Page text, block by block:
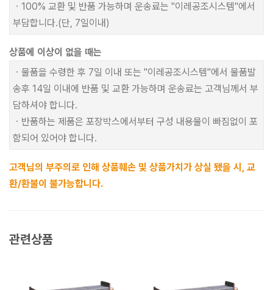
ㆍ100% 교환 및 반품 가능하며 운송료는 "이레공조시스템"에서
부담합니다.(단, 7일이내)
상품에 이상이 없을 때는
ㆍ물품을 수령한 후 7일 이내 또는 "이레공조시스템"에서 물품발
송후 14일 이내에 반품 및 교환 가능하며 운송료는 고객님께서 부
담하셔야 합니다.
ㆍ반품하는 제품은 포장박스에서부터 구성 내용물이 빠짐없이 포
함되어 있어야 합니다.
고객님의 부주의로 인해 상품훼손 및 상품가치가 상실 됐을 시, 교
환/환불이 불가능합니다.
관련상품